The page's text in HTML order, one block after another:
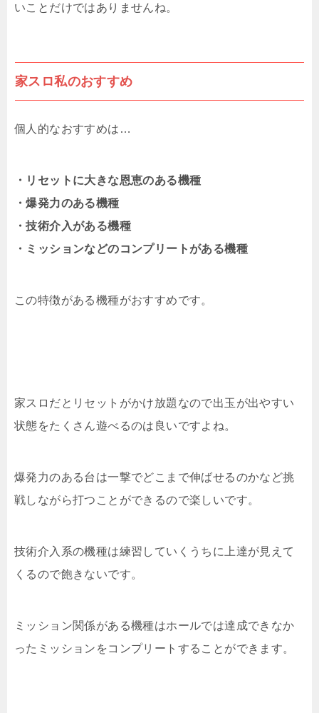
いことだけではありませんね。
家スロ私のおすすめ
個人的なおすすめは…
・リセットに大きな恩恵のある機種
・爆発力のある機種
・技術介入がある機種
・ミッションなどのコンプリートがある機種
この特徴がある機種がおすすめです。
家スロだとリセットがかけ放題なので出玉が出やすい
状態をたくさん遊べるのは良いですよね。
爆発力のある台は一撃でどこまで伸ばせるのかなど挑
戦しながら打つことができるので楽しいです。
技術介入系の機種は練習していくうちに上達が見えて
くるので飽きないです。
ミッション関係がある機種はホールでは達成できなか
ったミッションをコンプリートすることができます。